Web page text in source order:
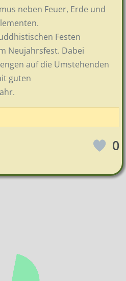
neben Feuer, Erde und
Festen
Neujahrsfest. Dabei
auf die Umstehenden
guten
0